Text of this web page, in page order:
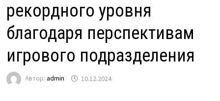
рекордного уровня
благодаря перспективам
игрового подразделения
Автор: admin 10.12.2024